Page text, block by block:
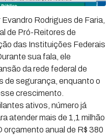
Rodrigues de Faria,
de Pró-Reitores de
das Instituições Federais
sua fala, ele
da rede federal de
de segurança, enquanto o
crescimento.
ativos, número já
atender mais de 1,1 milhão
anual de R$ 380